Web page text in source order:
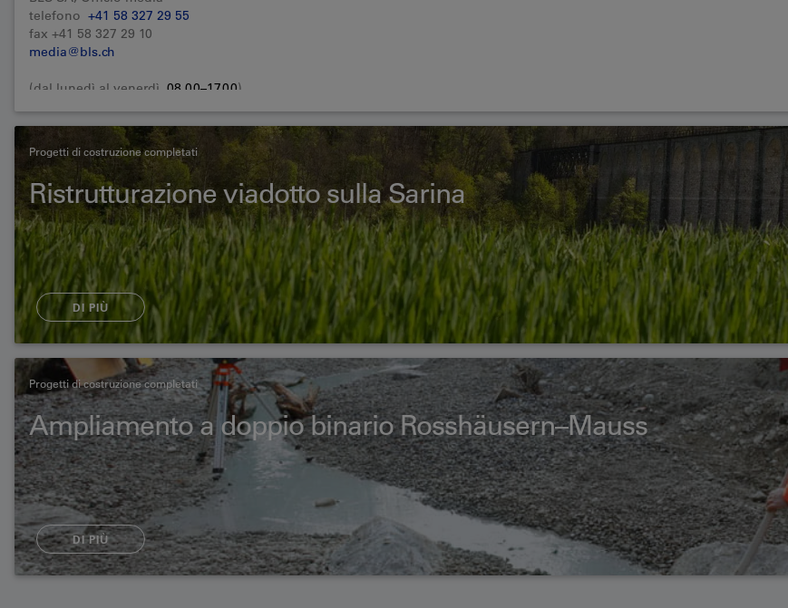
telefono +41 58 327 29 55
fax +41 58 327 29 10
media@bls.ch
(dal lunedì al venerdì, 08.00–17.00)
Progetti di costruzione completati
Ristrutturazione viadotto sulla Sarina
DI PIÙ
Progetti di costruzione completati
Ampliamento a doppio binario Rosshäusern–Mauss
DI PIÙ